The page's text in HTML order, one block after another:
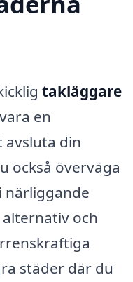
takläggare
en
din
också överväga
närliggande
och
städer där du